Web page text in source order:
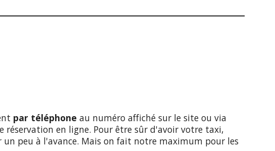
par téléphone au numéro affiché sur le site ou via
en ligne. Pour être sûr d'avoir votre taxi,
peu à l'avance. Mais on fait notre maximum pour les